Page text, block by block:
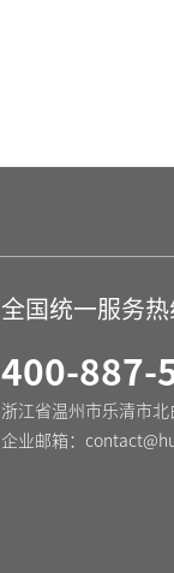
全国统一服务热
400-887-
浙江省温州市乐清市
企业邮箱：